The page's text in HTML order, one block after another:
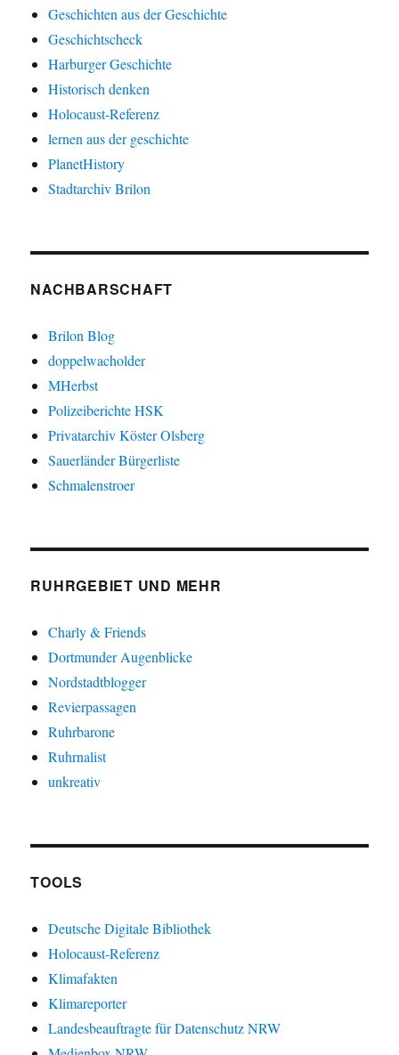
Geschichten aus der Geschichte
Geschichtscheck
Harburger Geschichte
Historisch denken
Holocaust-Referenz
lernen aus der geschichte
PlanetHistory
Stadtarchiv Brilon
NACHBARSCHAFT
Brilon Blog
doppelwacholder
MHerbst
Polizeiberichte HSK
Privatarchiv Köster Olsberg
Sauerländer Bürgerliste
Schmalenstroer
RUHRGEBIET UND MEHR
Charly & Friends
Dortmunder Augenblicke
Nordstadtblogger
Revierpassagen
Ruhrbarone
Ruhrnalist
unkreativ
TOOLS
Deutsche Digitale Bibliothek
Holocaust-Referenz
Klimafakten
Klimareporter
Landesbeauftragte für Datenschutz NRW